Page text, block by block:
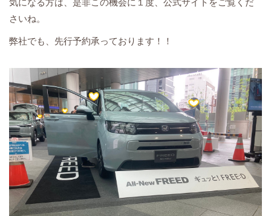
気になる方は、是非この機会に１度、公式サイトをご覧くだ
さいね。
弊社でも、先行予約承っております！！